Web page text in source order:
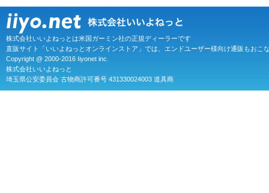
株式会社いいよねっとは米国ガーミン社の正規ディーラーです
直販サイト「いいよねっとオンラインストア」では、エンドユーザー様向け通販もおこ
Copyright @ 2000-2016 Iiyonet inc.
株式会社いいよねっと
埼玉県公安委員会 古物商許可番号 431330024003 道具商